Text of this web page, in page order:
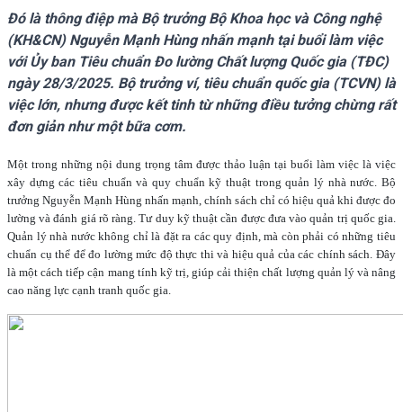
Đó là thông điệp mà Bộ trưởng Bộ Khoa học và Công nghệ
(KH&CN) Nguyễn Mạnh Hùng nhấn mạnh tại buổi làm việc
với Ủy ban Tiêu chuẩn Đo lường Chất lượng Quốc gia (TĐC)
ngày 28/3/2025. Bộ trưởng ví, tiêu chuẩn quốc gia (TCVN) là
việc lớn, nhưng được kết tinh từ những điều tưởng chừng rất
đơn giản như một bữa cơm.
Một trong những nội dung trọng tâm được thảo luận tại buổi làm việc là việc
xây dựng các tiêu chuẩn và quy chuẩn kỹ thuật trong quản lý nhà nước. Bộ
trưởng Nguyễn Mạnh Hùng nhấn mạnh, chính sách chỉ có hiệu quả khi được đo
lường và đánh giá rõ ràng. Tư duy kỹ thuật cần được đưa vào quản trị quốc gia.
Quản lý nhà nước không chỉ là đặt ra các quy định, mà còn phải có những tiêu
chuẩn cụ thể để đo lường mức độ thực thi và hiệu quả của các chính sách. Đây
là một cách tiếp cận mang tính kỹ trị, giúp cải thiện chất lượng quản lý và nâng
cao năng lực cạnh tranh quốc gia.